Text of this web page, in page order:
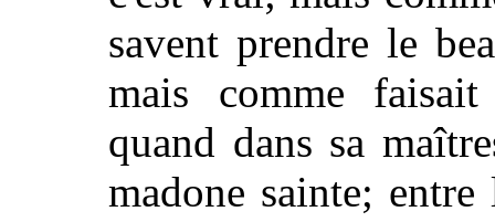
savent prendre le
mais comme
quand dans sa
madone sainte;